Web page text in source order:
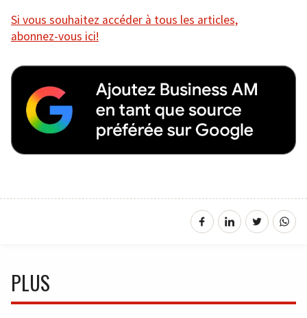
Si vous souhaitez accéder à tous les articles,
abonnez-vous ici!
PLUS